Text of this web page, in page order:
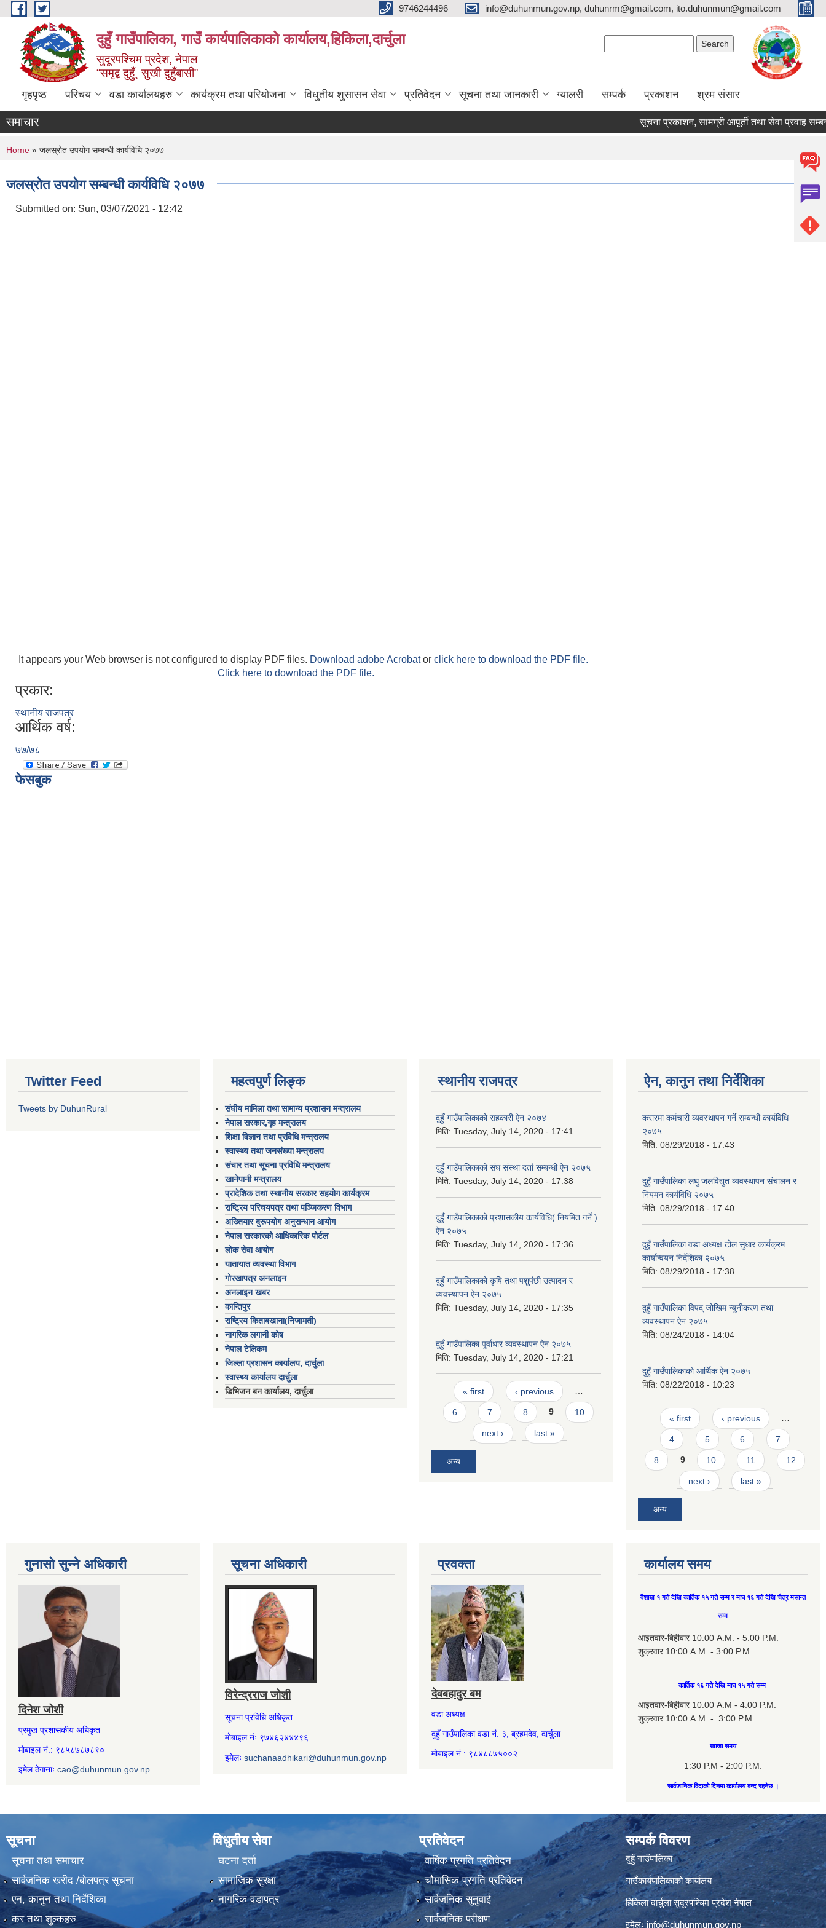
Skip to main content 9746244496 info@duhunmun.gov.np, duhunrm@gmail.com, ito.duhunmun@gmail.com
दुहुँ गाउँपालिका, गाउँ कार्यपालिकाको कार्यालय,हिकिला,दार्चुला
सुदूरपश्चिम प्रदेश, नेपाल
“समृद्ब दुहुँ¸ सुखी दुहुँबासी”
गृहपृष्ठ परिचय वडा कार्यालयहरु कार्यक्रम तथा परियोजना विधुतीय शुसासन सेवा प्रतिवेदन सूचना तथा जानकारी ग्यालरी सम्पर्क प्रकाशन श्रम संसार
समाचार सूचना प्रकाशन, सामग्री आपूर्ती तथा सेवा प्रवाह सम्बन्धमा ।
You are here
Home » जलस्रोत उपयोग सम्बन्धी कार्यविधि २०७७
जलस्रोत उपयोग सम्बन्धी कार्यविधि २०७७
Submitted on: Sun, 03/07/2021 - 12:42
It appears your Web browser is not configured to display PDF files. Download adobe Acrobator click here to download the PDF file.
Click here to download the PDF file.
प्रकार:
स्थानीय राजपत्र
आर्थिक वर्ष:
७७/७८
फेसबुक
Twitter Feed
Tweets by DuhunRural
महत्वपुर्ण लिङ्क
संघीय मामिला तथा सामान्य प्रशासन मन्त्रालय
नेपाल सरकार,गृह मन्त्रालय
शिक्षा विज्ञान तथा प्रविधि मन्त्रालय
स्वास्थ्य तथा जनसंख्या मन्त्रालय
संचार तथा सूचना प्रविधि मन्त्रालय
खानेपानी मन्त्रालय
प्रादेशिक तथा स्थानीय सरकार सहयोग कार्यक्रम
राष्ट्रिय परिचयपत्र तथा पञ्जिकरण विभाग
अख्तियार दुरूपयोग अनुसन्धान आयोग
नेपाल सरकारको आधिकारिक पोर्टल
लोक सेवा आयोग
यातायात व्यवस्था विभाग
गोरखापत्र अनलाइन
अनलाइन खबर
कान्तिपुर
राष्ट्रिय किताबखाना(निजामती)
नागरिक लगानी कोष
नेपाल टेलिकम
जिल्ला प्रशासन कार्यालय, दार्चुला
स्वास्थ्य कार्यालय दार्चुला
डिभिजन बन कार्यालय, दार्चुला
स्थानीय राजपत्र
दुहुँ गाउँपालिकाको सहकारी ऐन २०७४
मिति: Tuesday, July 14, 2020 - 17:41
दुहुँ गाउँपालिकाको संघ संस्था दर्ता सम्बन्धी ऐन २०७५
मिति: Tuesday, July 14, 2020 - 17:38
दुहुँ गाउँपालिकाको प्रशासकीय कार्यविधि( नियमित गर्ने )
ऐन २०७५
मिति: Tuesday, July 14, 2020 - 17:36
दुहुँ गाउँपालिकाको कृषि तथा पशुपंछी उत्पादन र
व्यवस्थापन ऐन २०७५
मिति: Tuesday, July 14, 2020 - 17:35
दुहुँ गाउँपालिका पूर्वाधार व्यवस्थापन ऐन २०७५
मिति: Tuesday, July 14, 2020 - 17:21
Pages
« first ‹ previous …
6 7 8 9 10
next › last »
अन्य
ऐन, कानुन तथा निर्देशिका
करारमा कर्मचारी व्यवस्थापन गर्ने सम्बन्धी कार्यविधि
२०७५
मिति: 08/29/2018 - 17:43
दुहुँ गाउँपालिका लघु जलविद्युत व्यवस्थापन संचालन र
नियमन कार्यविधि २०७५
मिति: 08/29/2018 - 17:40
दुहुँ गाउँपालिका वडा अध्यक्ष टोल सुधार कार्यक्रम
कार्यान्वयन निर्देशिका २०७५
मिति: 08/29/2018 - 17:38
दुहुँ गाउँपालिका विपद् जोखिम न्यूनीकरण तथा
व्यवस्थापन ऐन २०७५
मिति: 08/24/2018 - 14:04
दुहुँ गाउँपालिकाको आर्थिक ऐन २०७५
मिति: 08/22/2018 - 10:23
Pages
« first ‹ previous …
4 5 6 7
8 9 10 11 12
next › last »
अन्य
गुनासो सुन्ने अधिकारी
दिनेश जोशी
प्रमुख प्रशासकीय अधिकृत
मोबाइल नं.: ९८५८७८७८९०
इमेल ठेगानाः cao@duhunmun.gov.np
सूचना अधिकारी
विरेन्द्रराज जोशी
सूचना प्रविधि अधिकृत
मोबाइल नंः ९७४६२४४४९६
इमेलः suchanaadhikari@duhunmun.gov.np
प्रवक्ता
देवबहादुर बम
वडा अध्यक्ष
दुहुँ गाउँपालिका वडा नं. ३, ब्रहमदेव, दार्चुला
मोबाइल नं.: ९८४८८७५००२
कार्यालय समय
वैशाख १ गते देखि कार्तिक १५ गते सम्म र माघ १६ गते देखि चैत्र मसान्त
सम्म
आइतवार-बिहीबार 10:00 A.M. - 5:00 P.M.
शुक्रवार 10:00 A.M. - 3:00 P.M.
कार्तिक १६ गते देखि माघ १५ गते सम्म
आइतवार-बिहीबार 10:00 A.M - 4:00 P.M.
शुक्रवार 10:00 A.M. - 3:00 P.M.
खाजा समय
1:30 P.M - 2:00 P.M.
सार्वजानिक विदाको दिनमा कार्यालय बन्द रहनेछ ।
सूचना
सूचना तथा समाचार
सार्वजनिक खरीद /बोलपत्र सूचना
एन, कानुन तथा निर्देशिका
कर तथा शुल्कहरु
विधुतीय सेवा
घटना दर्ता
सामाजिक सुरक्षा
नागरिक वडापत्र
प्रतिवेदन
वार्षिक प्रगति प्रतिवेदन
चौमासिक प्रगति प्रतिवेदन
सार्वजनिक सुनुवाई
सार्वजनिक परीक्षण
सम्पर्क विवरण
दुहुँ गाउँपालिका
गाउँकार्यपालिकाको कार्यालय
हिकिला दार्चुला सुदूरपश्चिम प्रदेश नेपाल
इमेलःinfo@duhunmun.gov.np